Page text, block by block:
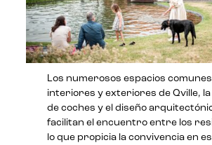
Los numerosos espacios comunes
interiores y exteriores de Qville,
de coches y el diseño
facilitan el encuentro entre los
lo que propicia la convivencia en